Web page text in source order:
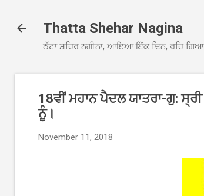
Thatta Shehar Nagina
ਠੱਟਾ ਸ਼ਹਿਰ ਨਗੀਨਾ, ਆਇਆ ਇੱਕ ਦਿਨ, ਰਹਿ ਗਿਆ
18ਵੀਂ ਮਹਾਨ ਪੈਦਲ ਯਾਤਰਾ-ਗੁ:
ਨੂੰ।
November 11, 2018